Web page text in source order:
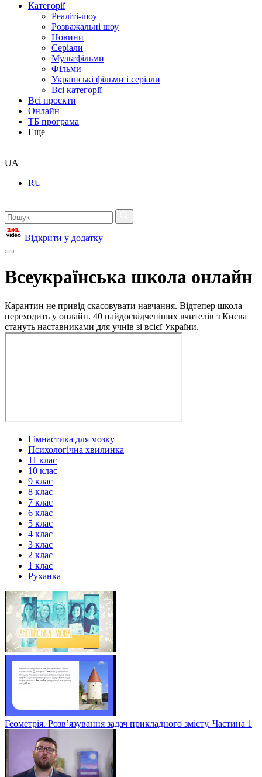
Категорії
Реаліті-шоу
Розважальні шоу
Новини
Серіали
Мультфільми
Фільми
Українські фільми і серіали
Всі категорії
Всі проєкти
Онлайн
ТБ програма
Еще
UA
RU
Відкрити у додатку
Всеукраїнська школа онлайн
Карантин не привід скасовувати навчання. Відтепер школа
переходить у онлайн. 40 найдосвідченіших вчителів з Києва
стануть наставниками для учнів зі всієї України.
Гімнастика для мозку
Психологічна хвилинка
11 клас
10 клас
9 клас
8 клас
7 клас
6 клас
5 клас
4 клас
3 клас
2 клас
1 клас
Руханка
Геометрія. Розв’язування задач прикладного змісту. Частина 1